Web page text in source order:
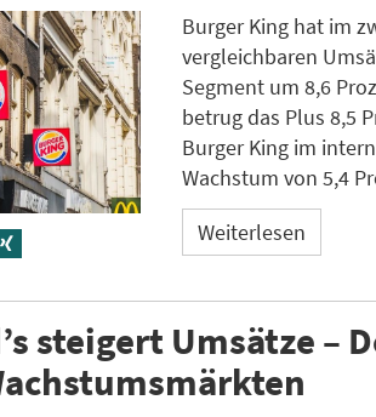
Burger King hat im
vergleichbaren
Segment um 8,6
betrug das Plus 8,5
Burger King im
Wachstum von 5,4
Weiterlesen
steigert Umsätze –